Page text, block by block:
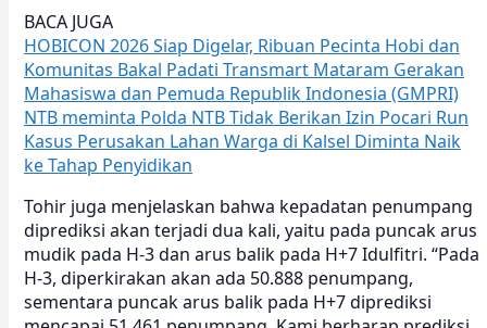
BACA JUGA
HOBICON 2026 Siap Digelar, Ribuan Pecinta Hobi dan
Komunitas Bakal Padati Transmart Mataram Gerakan
Mahasiswa dan Pemuda Republik Indonesia (GMPRI)
NTB meminta Polda NTB Tidak Berikan Izin Pocari Run
Kasus Perusakan Lahan Warga di Kalsel Diminta Naik
ke Tahap Penyidikan
Tohir juga menjelaskan bahwa kepadatan penumpang
diprediksi akan terjadi dua kali, yaitu pada puncak arus
mudik pada H-3 dan arus balik pada H+7 Idulfitri. “Pada
H-3, diperkirakan akan ada 50.888 penumpang,
sementara puncak arus balik pada H+7 diprediksi